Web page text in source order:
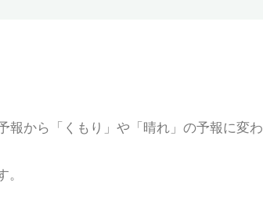
報から「くもり」や「晴れ」の予報に変わ